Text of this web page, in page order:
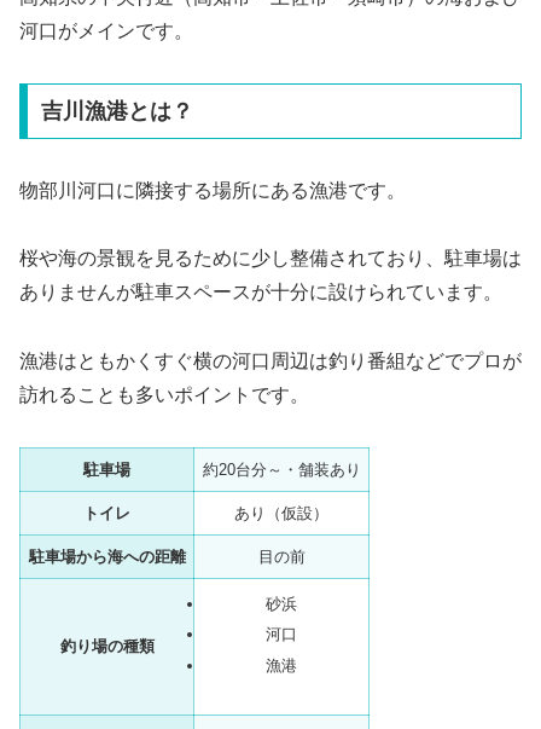
河口がメインです。
吉川漁港とは？
物部川河口に隣接する場所にある漁港です。
桜や海の景観を見るために少し整備されており、駐車場は
ありませんが駐車スペースが十分に設けられています。
漁港はともかくすぐ横の河口周辺は釣り番組などでプロが
訪れることも多いポイントです。
駐車場 約20台分～・舗装あり
トイレ あり（仮設）
駐車場から海への距離 目の前
釣り場の種類
砂浜
河口
漁港